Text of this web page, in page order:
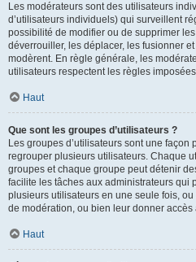
Les modérateurs sont des utilisateurs
d’utilisateurs individuels) qui surveillent
possibilité de modifier ou de supprimer
déverrouiller, les déplacer, les fusionner
modèrent. En règle générale, les
utilisateurs respectent les règles
Haut
Que sont les groupes d’utilisateurs ?
Les groupes d’utilisateurs sont une
regrouper plusieurs utilisateurs. Chaque
groupes et chaque groupe peut détenir
facilite les tâches aux administrateurs qui
plusieurs utilisateurs en une seule fois,
de modération, ou bien leur donner accès
Haut